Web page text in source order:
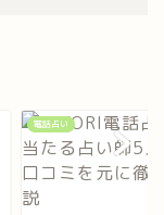
電話占い